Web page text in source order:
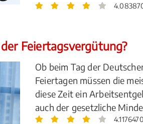
Feiertagsvergütung?
Ob beim Tag der
Feiertagen müssen die
diese Zeit ein
auch der gesetzliche